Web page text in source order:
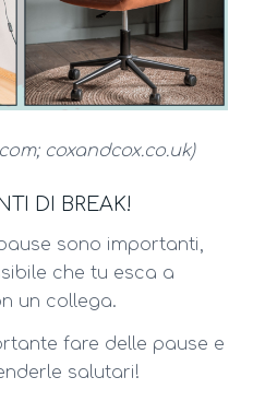
coxandcox.co.uk)
DI BREAK!
sono importanti,
che tu esca a
un collega.
fare delle pause e
salutari!